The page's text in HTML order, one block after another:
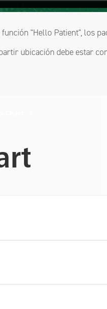
"Hello Patient", los
ubicación debe estar